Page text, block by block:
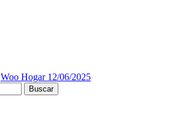
Woo Hogar 12/06/2025